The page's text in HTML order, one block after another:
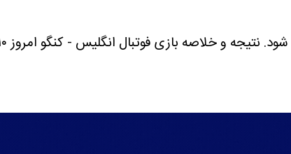
نتیجه و خلاصه بازی فوتبال انگلیس - کنگو امروز ۱۰ تیر ۱۴۰۵ را در این